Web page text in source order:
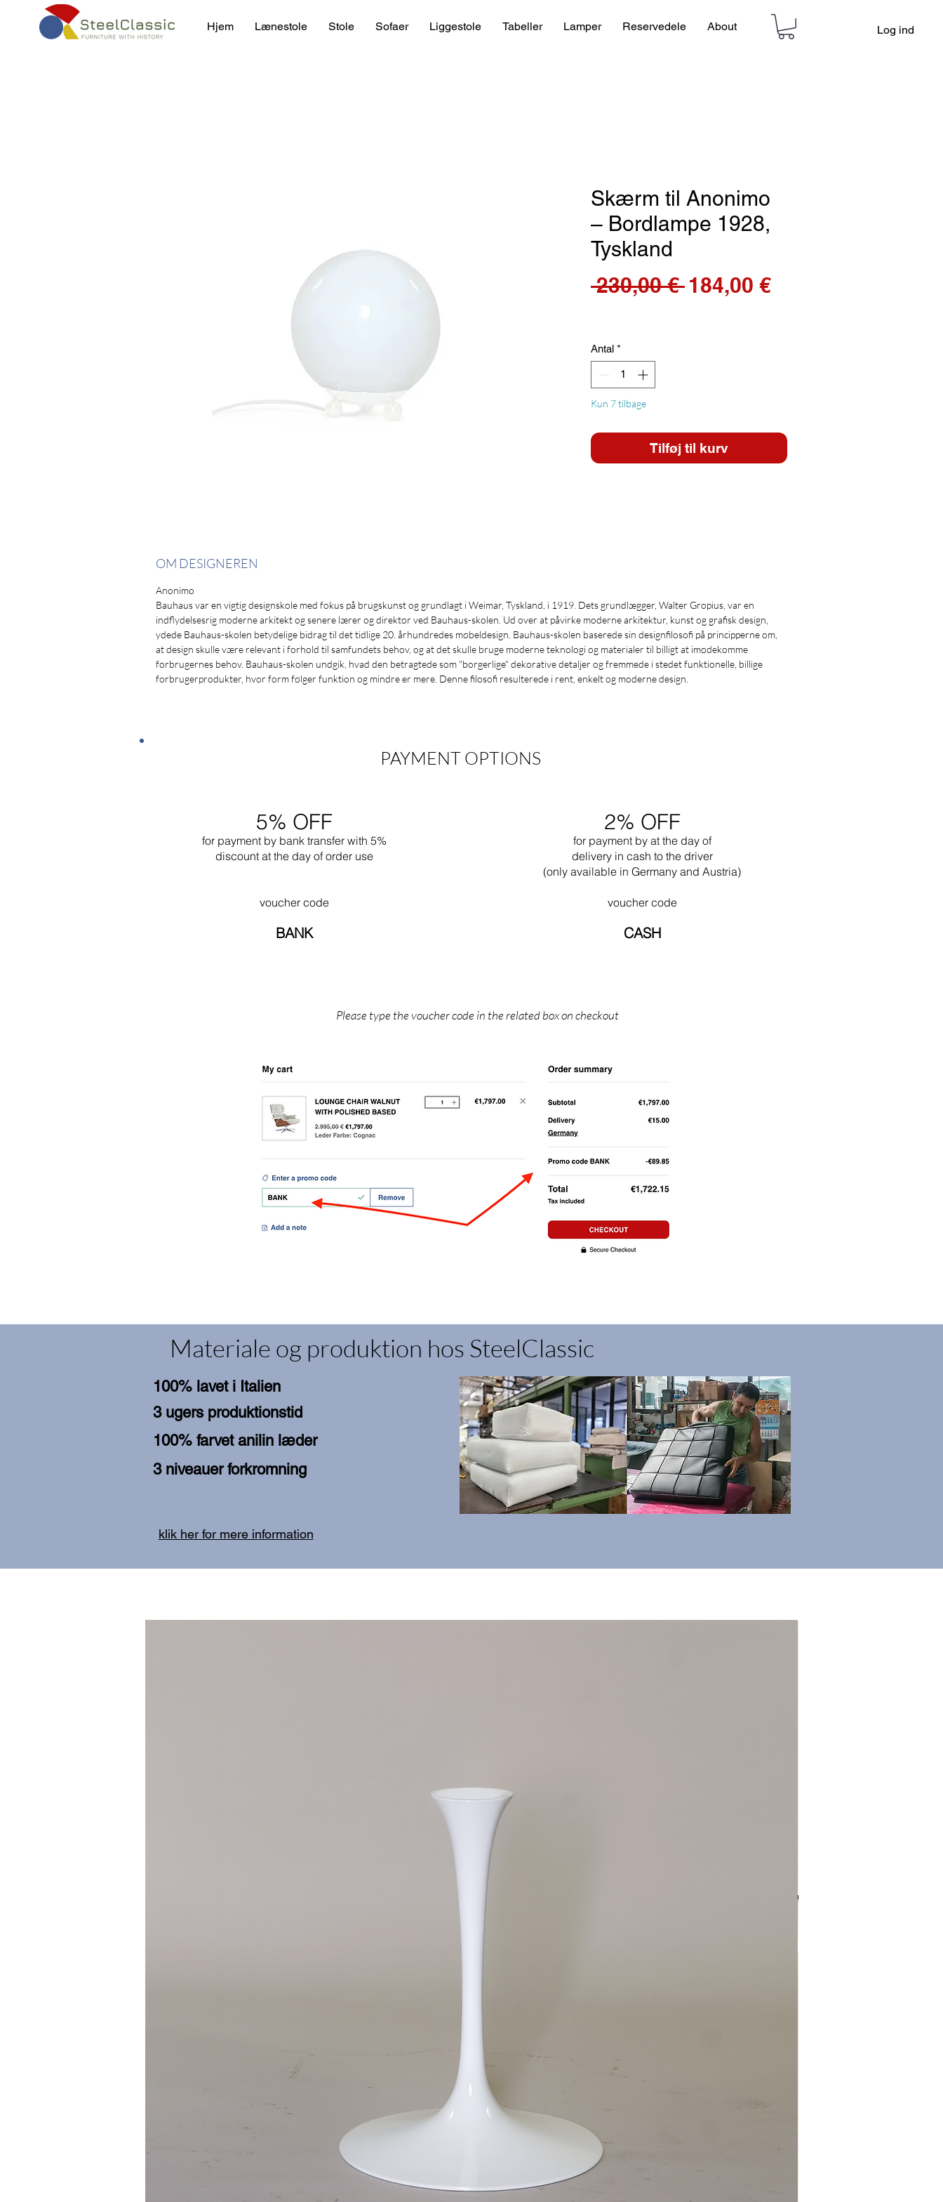
Hjem Lænestole Stole Sofaer Liggestole Tabeller Lamper Reservedele About Log ind
Skærm til Anonimo
– Bordlampe 1928,
Tyskland
230,00 € Regulær
184,00 €Salgspris
Antal *
Kun 7 tilbage
Tilføj til kurv
OM DESIGNEREN
Anonimo
Bauhaus var en vigtig designskole med fokus på brugskunst og grundlagt i Weimar, Tyskland, i 1919. Dets grundlægger, Walter Gropius, var en
indflydelsesrig moderne arkitekt og senere lærer og direktør ved Bauhaus-skolen. Ud over at påvirke moderne arkitektur, kunst og grafisk design,
ydede Bauhaus-skolen betydelige bidrag til det tidlige 20. århundredes møbeldesign. Bauhaus-skolen baserede sin designfilosofi på principperne om,
at design skulle være relevant i forhold til samfundets behov, og at det skulle bruge moderne teknologi og materialer til billigt at imødekomme
forbrugernes behov. Bauhaus-skolen undgik, hvad den betragtede som "borgerlige" dekorative detaljer og fremmede i stedet funktionelle, billige
forbrugerprodukter, hvor form følger funktion og mindre er mere. Denne filosofi resulterede i rent, enkelt og moderne design.
PAYMENT OPTIONS
5% OFF
for payment by bank transfer with 5%
discount at the day of order use
voucher code
BANK
2% OFF
for payment by at the day of
delivery in cash to the driver
(only available in Germany and Austria)
voucher code
CASH
Please type the voucher code in the related box on checkout
Materiale og produktion hos SteelClassic
100% lavet i Italien
3 ugers produktionstid
100% farvet anilin læder
3 niveauer forkromning
klik her for mere information